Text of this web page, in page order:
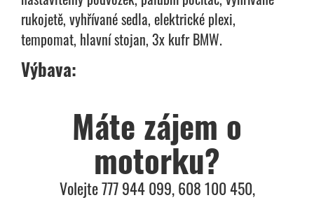
rukojetě, vyhřívané sedla, elektrické plexi,
tempomat, hlavní stojan, 3x kufr BMW.
Výbava:
Máte zájem o
motorku?
Volejte 777 944 099, 608 100 450,